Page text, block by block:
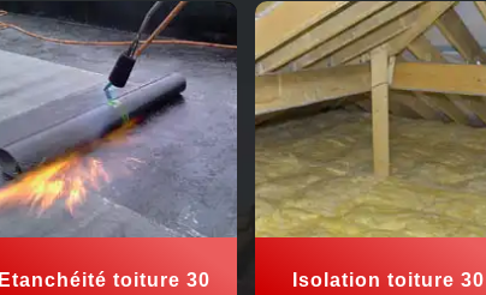
Etanchéité toiture 30 Isolation toiture 30